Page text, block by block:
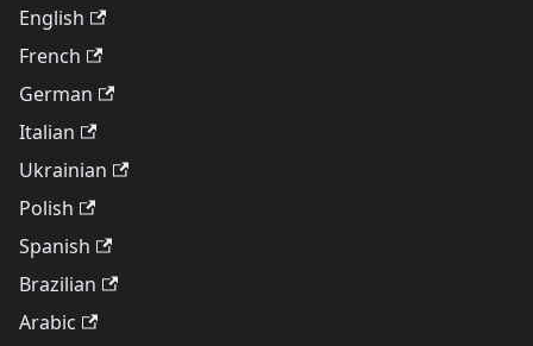
English
French
German
Italian
Ukrainian
Polish
Spanish
Brazilian
Arabic